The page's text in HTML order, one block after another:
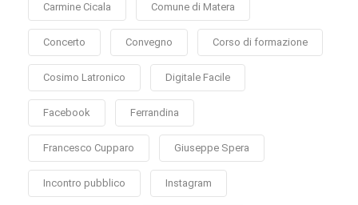
Carmine Cicala Comune di Matera
Concerto Convegno Corso di formazione
Cosimo Latronico Digitale Facile
Facebook Ferrandina
Francesco Cupparo Giuseppe Spera
Incontro pubblico Instagram